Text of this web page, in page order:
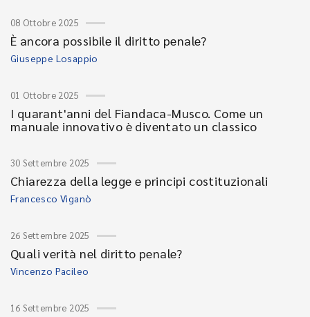
08 Ottobre 2025
È ancora possibile il diritto penale?
Giuseppe Losappio
01 Ottobre 2025
I quarant'anni del Fiandaca-Musco. Come un
manuale innovativo è diventato un classico
30 Settembre 2025
Chiarezza della legge e principi costituzionali
Francesco Viganò
26 Settembre 2025
Quali verità nel diritto penale?
Vincenzo Pacileo
16 Settembre 2025